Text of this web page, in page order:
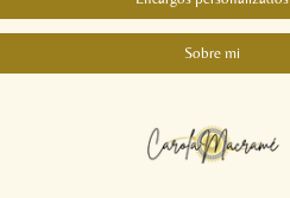
Sobre mi